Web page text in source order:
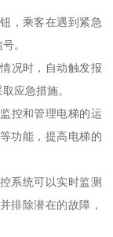
，乘客在遇到紧急
。
况时，自动触发报
应急措施。
控和管理电梯的运
功能，提高电梯的
系统可以实时监测
排除潜在的故障，